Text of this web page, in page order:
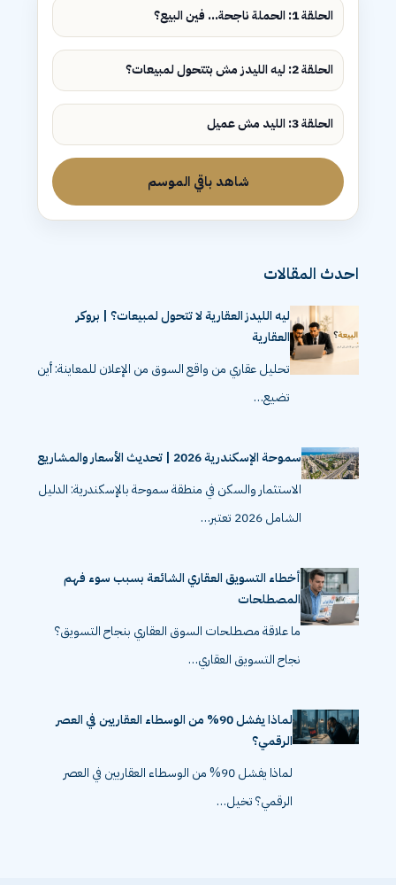
الحلقة 1: الحملة ناجحة... فين البيع؟
الحلقة 2: ليه الليدز مش بتتحول لمبيعات؟
الحلقة 3: الليد مش عميل
شاهد باقي الموسم
احدث المقالات
ليه الليدز العقارية لا تتحول لمبيعات؟ | بروكر
العقارية
تحليل عقاري من واقع السوق من الإعلان للمعاينة: أين
تضيع…
سموحة الإسكندرية 2026 | تحديث الأسعار والمشاريع
الاستثمار والسكن في منطقة سموحة بالإسكندرية: الدليل
الشامل 2026 تعتبر…
أخطاء التسويق العقاري الشائعة بسبب سوء فهم
المصطلحات
ما علاقة مصطلحات السوق العقاري بنجاح التسويق؟
نجاح التسويق العقاري…
لماذا يفشل 90% من الوسطاء العقاريين في العصر
الرقمي؟
لماذا يفشل 90% من الوسطاء العقاريين في العصر
الرقمي؟ تخيل…